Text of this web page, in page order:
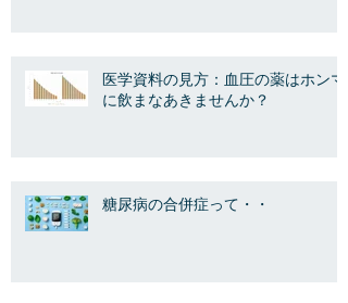
医学資料の見方：血圧の薬はホンマ
に飲まなあきませんか？
糖尿病の合併症って・・